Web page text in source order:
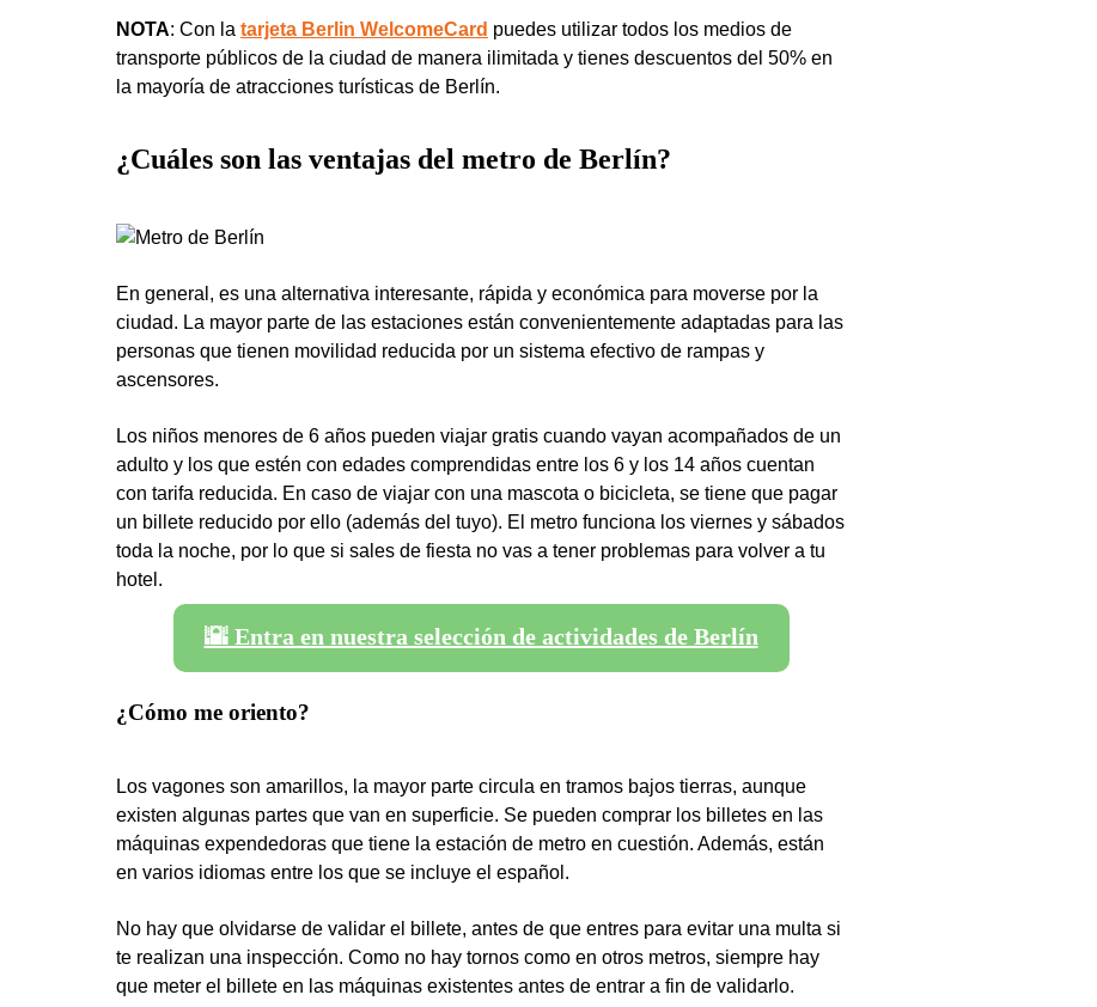
NOTA: Con la tarjeta Berlin WelcomeCard puedes utilizar todos los medios de
transporte públicos de la ciudad de manera ilimitada y tienes descuentos del 50% en
la mayoría de atracciones turísticas de Berlín.
¿Cuáles son las ventajas del metro de Berlín?
En general, es una alternativa interesante, rápida y económica para moverse por la
ciudad. La mayor parte de las estaciones están convenientemente adaptadas para las
personas que tienen movilidad reducida por un sistema efectivo de rampas y
ascensores.
Los niños menores de 6 años pueden viajar gratis cuando vayan acompañados de un
adulto y los que estén con edades comprendidas entre los 6 y los 14 años cuentan
con tarifa reducida. En caso de viajar con una mascota o bicicleta, se tiene que pagar
un billete reducido por ello (además del tuyo). El metro funciona los viernes y sábados
toda la noche, por lo que si sales de fiesta no vas a tener problemas para volver a tu
hotel.
🌇 Entra en nuestra selección de actividades de Berlín
¿Cómo me oriento?
Los vagones son amarillos, la mayor parte circula en tramos bajos tierras, aunque
existen algunas partes que van en superficie. Se pueden comprar los billetes en las
máquinas expendedoras que tiene la estación de metro en cuestión. Además, están
en varios idiomas entre los que se incluye el español.
No hay que olvidarse de validar el billete, antes de que entres para evitar una multa si
te realizan una inspección. Como no hay tornos como en otros metros, siempre hay
que meter el billete en las máquinas existentes antes de entrar a fin de validarlo.